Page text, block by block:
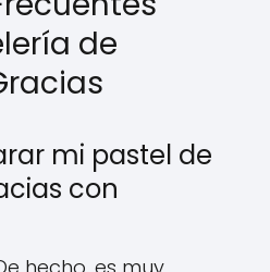
de
mi pastel de
con